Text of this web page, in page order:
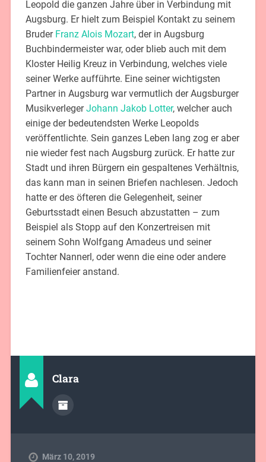
Leopold die ganzen Jahre über in Verbindung mit
Augsburg. Er hielt zum Beispiel Kontakt zu seinem
Bruder Franz Alois Mozart, der in Augsburg
Buchbindermeister war, oder blieb auch mit dem
Kloster Heilig Kreuz in Verbindung, welches viele
seiner Werke aufführte. Eine seiner wichtigsten
Partner in Augsburg war vermutlich der Augsburger
MusikverlegerJohann Jakob Lotter, welcher auch
einige der bedeutendsten Werke Leopolds
veröffentlichte. Sein ganzes Leben lang zog er aber
nie wieder fest nach Augsburg zurück. Er hatte zur
Stadt und ihren Bürgern ein gespaltenes Verhältnis,
das kann man in seinen Briefen nachlesen. Jedoch
hatte er des öfteren die Gelegenheit, seiner
Geburtsstadt einen Besuch abzustatten – zum
Beispiel als Stopp auf den Konzertreisen mit
seinem Sohn Wolfgang Amadeus und seiner
Tochter Nannerl, oder wenn die eine oder andere
Familienfeier anstand.
Clara
März 10, 2019